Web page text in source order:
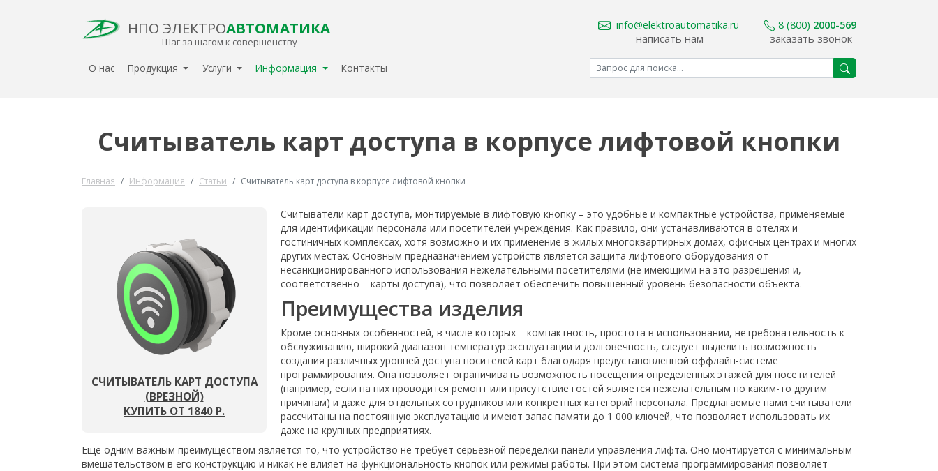
НПО ЭЛЕКТРОАВТОМАТИКА
Шаг за шагом к совершенству
info@elektroautomatika.ru
написать нам
8 (800) 2000-569
заказать звонок
О нас Продукция Услуги Информация Контакты
Считыватель карт доступа в корпусе лифтовой кнопки
Главная Информация Статьи Считыватель карт доступа в корпусе лифтовой кнопки
СЧИТЫВАТЕЛЬ КАРТ ДОСТУПА
(ВРЕЗНОЙ)
КУПИТЬ ОТ 1840 Р.
Считыватели карт доступа, монтируемые в лифтовую кнопку – это удобные и компактные устройства, применяемые
для идентификации персонала или посетителей учреждения. Как правило, они устанавливаются в отелях и
гостиничных комплексах, хотя возможно и их применение в жилых многоквартирных домах, офисных центрах и многих
других местах. Основным предназначением устройств является защита лифтового оборудования от
несанкционированного использования нежелательными посетителями (не имеющими на это разрешения и,
соответственно – карты доступа), что позволяет обеспечить повышенный уровень безопасности объекта.
Преимущества изделия
Кроме основных особенностей, в числе которых – компактность, простота в использовании, нетребовательность к
обслуживанию, широкий диапазон температур эксплуатации и долговечность, следует выделить возможность
создания различных уровней доступа носителей карт благодаря предустановленной оффлайн-системе
программирования. Она позволяет ограничивать возможность посещения определенных этажей для посетителей
(например, если на них проводится ремонт или присутствие гостей является нежелательным по каким-то другим
причинам) и даже для отдельных сотрудников или конкретных категорий персонала. Предлагаемые нами считыватели
рассчитаны на постоянную эксплуатацию и имеют запас памяти до 1 000 ключей, что позволяет использовать их
даже на крупных предприятиях.
Еще одним важным преимуществом является то, что устройство не требует серьезной переделки панели управления лифта. Оно монтируется с минимальным
вмешательством в его конструкцию и никак не влияет на функциональность кнопок или режимы работы. При этом система программирования позволяет